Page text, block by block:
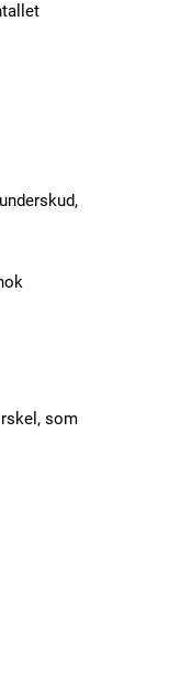
eu erat condimentum
som